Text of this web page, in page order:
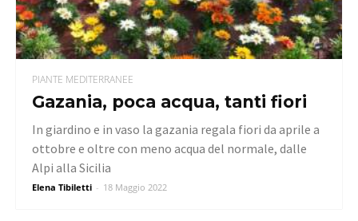
PIANTE MEDITERRANEE
Gazania, poca acqua, tanti fiori
Elena Tibiletti - 18 Maggio 2022
In giardino e in vaso la gazania regala fiori da aprile a
ottobre e oltre con meno acqua del normale, dalle
Alpi alla Sicilia